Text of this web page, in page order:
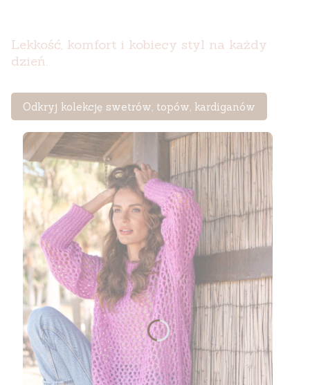
Lekkość, komfort i kobiecy styl na każdy
dzień.
Odkryj kolekcję swetrów, topów, kardiganów